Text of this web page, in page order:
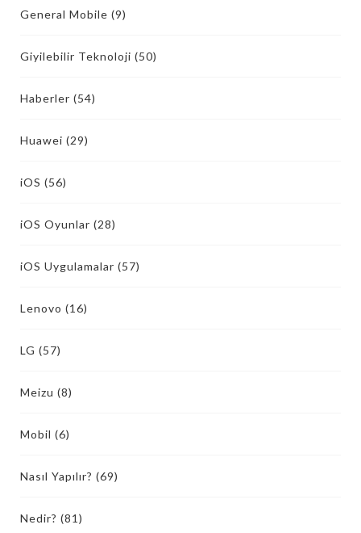
General Mobile (9)
Giyilebilir Teknoloji (50)
Haberler (54)
Huawei (29)
iOS (56)
iOS Oyunlar (28)
iOS Uygulamalar (57)
Lenovo (16)
LG (57)
Meizu (8)
Mobil (6)
Nasıl Yapılır? (69)
Nedir? (81)